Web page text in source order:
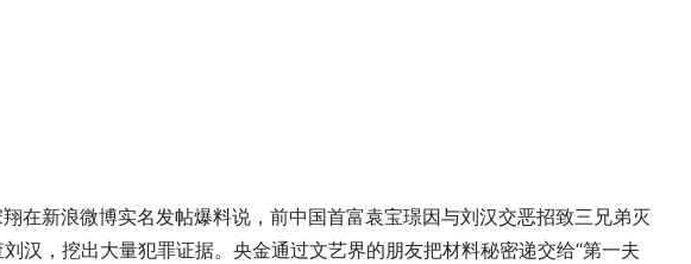
在新浪微博实名发帖爆料说，前中国首富袁宝璟因与刘汉交恶招致三兄弟灭
汉，挖出大量犯罪证据。央金通过文艺界的朋友把材料秘密递交给“第一夫